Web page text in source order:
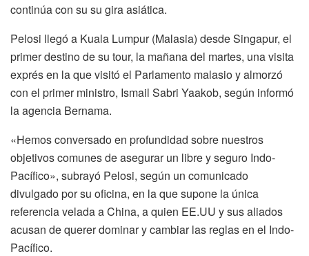
continúa con su su gira asiática.
Pelosi llegó a Kuala Lumpur (Malasia) desde Singapur, el
primer destino de su tour, la mañana del martes, una visita
exprés en la que visitó el Parlamento malasio y almorzó
con el primer ministro, Ismail Sabri Yaakob, según informó
la agencia Bernama.
«Hemos conversado en profundidad sobre nuestros
objetivos comunes de asegurar un libre y seguro Indo-
Pacífico», subrayó Pelosi, según un comunicado
divulgado por su oficina, en la que supone la única
referencia velada a China, a quien EE.UU y sus aliados
acusan de querer dominar y cambiar las reglas en el Indo-
Pacífico.